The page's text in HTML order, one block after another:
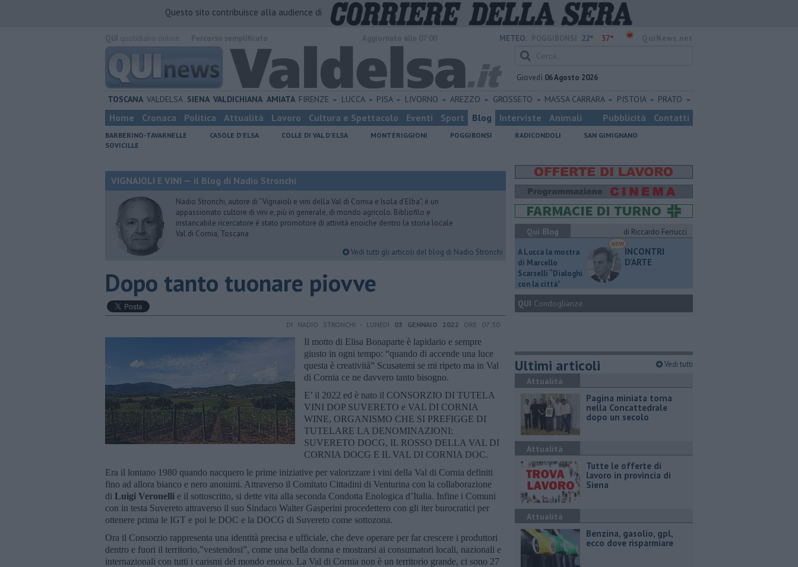
Questo sito contribuisce alla audience di
METEO: 22° 37°
Giovedì 06 Agosto 2026
TOSCANA VALDELSA SIENA VALDICHIANA AMIATA FIRENZE LUCCA PISA LIVORNO AREZZO GROSSETO MASSA CARRARA PISTOIA PRATO
Home Cronaca Politica Attualità Lavoro Cultura e Spettacolo Eventi Sport Blog Interviste Animali Pubblicità Contatti
BARBERINO-TAVARNELLE CASOLE D'ELSA COLLE DI VAL D'ELSA MONTERIGGIONI POGGIBONSI RADICONDOLI
SAN GIMIGNANO
SOVICILLE
VIGNAIOLI E VINI — il Blog di Nadio Stronchi
Nadio Stronchi, autore di “Vignaioli e vini della Val di Cornia e Isola d’Elba”, è un
appassionato cultore di vini e, più in generale, di mondo agricolo. Bibliofilo e
instancabile ricercatore è stato promotore di attività enoiche dentro la storia locale
Val di Cornia, Toscana
Vedi tutti gli articoli del blog di Nadio Stronchi
Dopo tanto tuonare piovve
DI NADIO STRONCHI - LUNEDÌ 03 GENNAIO 2022 ORE 07:30
Il motto di Elisa Bonaparte è lapidario e sempre
giusto in ogni tempo: “quando di accende una luce
questa è creatività” Scusatemi se mi ripeto ma in Val
di Cornia ce ne davvero tanto bisogno.
E’ il 2022 ed è nato il CONSORZIO DI TUTELA
VINI DOP SUVERETO e VAL DI CORNIA
WINE, ORGANISMO CHE SI PREFIGGE DI
TUTELARE LA DENOMINAZIONI:
SUVERETO DOCG, IL ROSSO DELLA VAL DI
CORNIA DOCG E IL VAL DI CORNIA DOC.
Era il lontano 1980 quando nacquero le prime iniziative per valorizzare i vini della Val di Cornia definiti
fino ad allora bianco e nero anonimi. Attraverso il Comitato Cittadini di Venturina con la collaborazione
di Luigi Veronelli e il sottoscritto, si dette vita alla seconda Condotta Enologica d’Italia. Infine i Comuni
con in testa Suvereto attraverso il suo Sindaco Walter Gasperini procedettero con gli iter burocratici per
ottenere prima le IGT e poi le DOC e la DOCG di Suvereto come sottozona.
Ora il Consorzio rappresenta una identità precisa e ufficiale, che deve operare per far crescere i produttori
dentro e fuori il territorio,”vestendosi”, come una bella donna e mostrarsi ai consumatori locali, nazionali e
internazionali con tutti i carismi del mondo enoico. La Val di Cornia non è un territorio grande, ci sono 27
Qui Blog
di Riccardo Ferrucci
A Lucca la mostra
di Marcello
Scarselli “Dialoghi
con la città"
INCONTRI
D'ARTE
QUI Condoglianze
Ultimi articoli Vedi tutti
Attualità
Pagina miniata torna
nella Concattedrale
dopo un secolo
Attualità
​Tutte le offerte di
lavoro in provincia di
Siena
Attualità
​Benzina, gasolio, gpl,
ecco dove risparmiare